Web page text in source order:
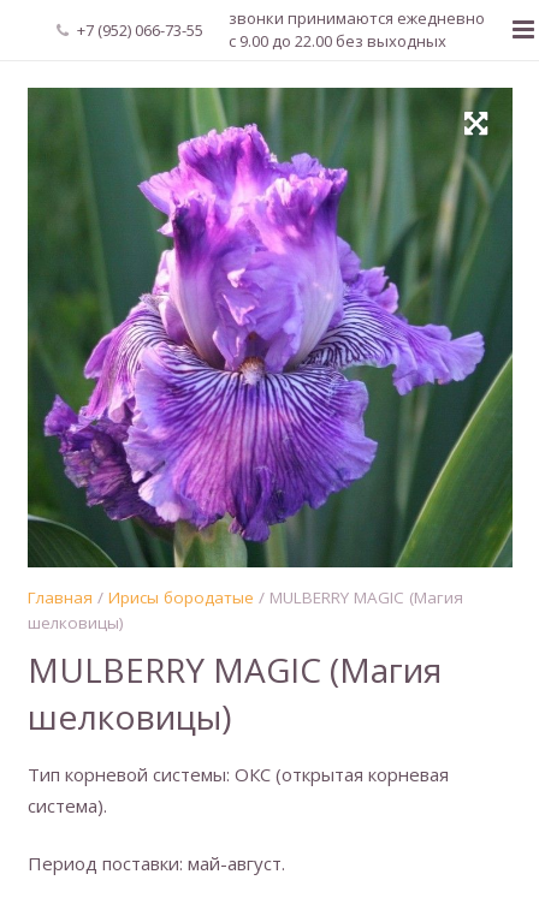
+7 (952) 066-73-55
звонки принимаются ежедневно
с 9.00 до 22.00 без выходных
Главная
Каталог растений
Доставка и оплата
Мой аккаунт
Регистрация
Главная / Ирисы бородатые / MULBERRY MAGIC (Магия
шелковицы)
MULBERRY MAGIC (Магия
шелковицы)
Тип корневой системы: ОКС (открытая корневая
система).
Период поставки: май-август.